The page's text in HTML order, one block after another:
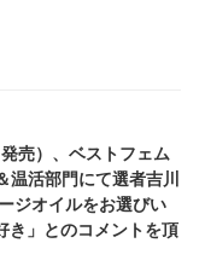
売）、ベストフェム
活部門にて選者吉川
ジオイルをお選びい
き」とのコメントを頂